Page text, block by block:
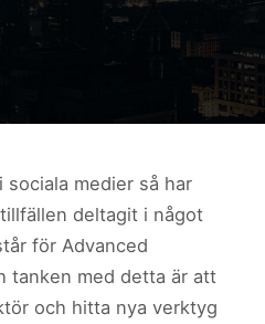
sociala medier så har
deltagit i något
för Advanced
tanken med detta är att
och hitta nya verktyg